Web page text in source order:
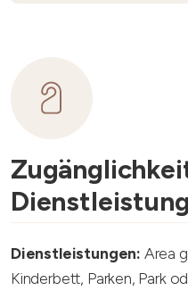
Dienstleistungen: Area
Kinderbett, Parken, Park